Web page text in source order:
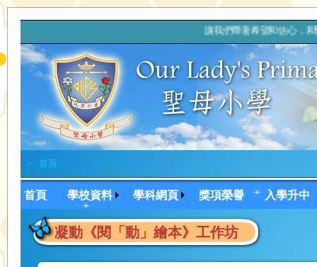
讓我們帶著希望和信心
> 首頁
首頁 學校資料 學科網頁 獎項榮譽 入學升中
凝動《閱「動」繪本》工作坊